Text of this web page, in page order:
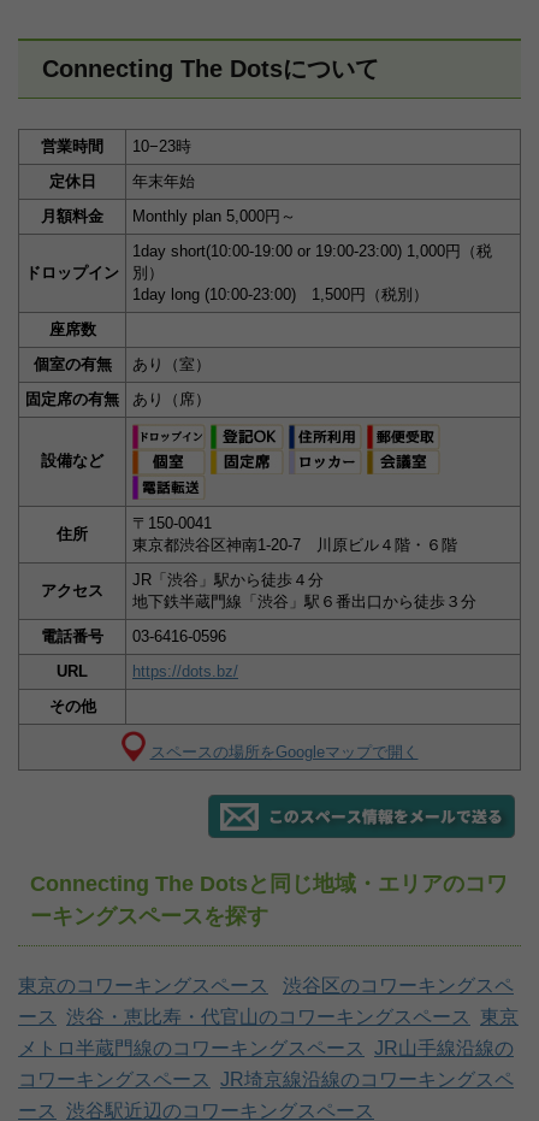
Connecting The Dotsについて
営業時間
10−23時
定休日
年末年始
月額料金
Monthly plan 5,000円～
ドロップイン
1day short(10:00-19:00 or 19:00-23:00) 1,000円（税
別）
1day long (10:00-23:00) 1,500円（税別）
座席数
個室の有無
あり（室）
固定席の有無
あり（席）
設備など
住所
〒150-0041
東京都渋谷区神南1-20-7 川原ビル４階・６階
アクセス
JR「渋谷」駅から徒歩４分
地下鉄半蔵門線「渋谷」駅６番出口から徒歩３分
電話番号
03-6416-0596
URL
https://dots.bz/
その他
スペースの場所をGoogleマップで開く
Connecting The Dotsと同じ地域・エリアのコワ
ーキングスペースを探す
東京のコワーキングスペース
渋谷区のコワーキングスペ
ース
渋谷・恵比寿・代官山のコワーキングスペース
東京
メトロ半蔵門線のコワーキングスペース
JR山手線沿線の
コワーキングスペース
JR埼京線沿線のコワーキングスペ
ース
渋谷駅近辺のコワーキングスペース